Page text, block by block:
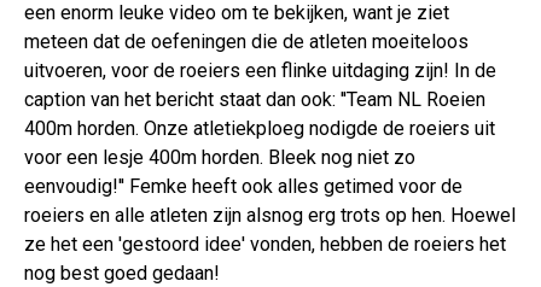
een enorm leuke video om te bekijken, want je ziet
meteen dat de oefeningen die de atleten moeiteloos
uitvoeren, voor de roeiers een flinke uitdaging zijn! In de
caption van het bericht staat dan ook: ''Team NL Roeien
400m horden. Onze atletiekploeg nodigde de roeiers uit
voor een lesje 400m horden. Bleek nog niet zo
eenvoudig!'' Femke heeft ook alles getimed voor de
roeiers en alle atleten zijn alsnog erg trots op hen. Hoewel
ze het een 'gestoord idee' vonden, hebben de roeiers het
nog best goed gedaan!